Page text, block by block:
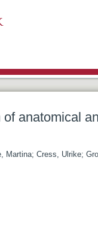
anatomical
Martina; Cress, Ulrike;